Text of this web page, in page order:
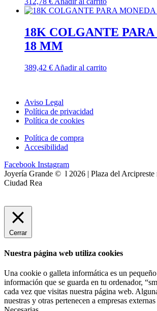
18K COLGANTE
18 MM
389,42 € Añadir al carrito
Aviso Legal
Política de privacidad
Política de cookies
Política de compra
Accesibilidad
Facebook Instagram
Joyería Grande © l 2026 | Plaza del Arcipreste
Ciudad Rea
Cerrar
Nuestra página web utiliza cookies
Una cookie o galleta informática es un
información que se guarda en tu ordenador,
cada vez que visitas nuestra página web.
nuestras y otras pertenecen a empresas